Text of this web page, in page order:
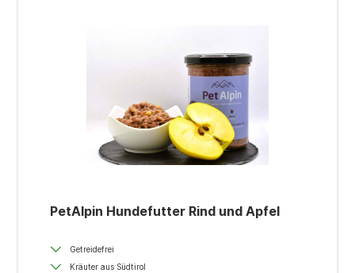
PetAlpin Hundefutter Rind und Apfel
Getreidefrei
Kräuter aus Südtirol